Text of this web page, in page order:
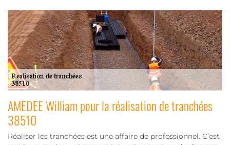
AMEDEE William pour la réalisation de tranchées
38510
Réaliser les tranchées est une affaire de professionnel. C’est